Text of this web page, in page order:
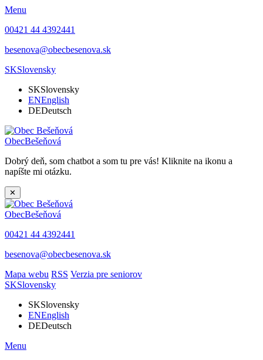
Menu
00421 44 4392441
besenova@obecbesenova.sk
SKSlovensky
SKSlovensky
ENEnglish
DEDeutsch
ObecBešeňová
Dobrý deň, som chatbot a som tu pre vás! Kliknite na ikonu a
napíšte mi otázku.
✕
ObecBešeňová
00421 44 4392441
besenova@obecbesenova.sk
Mapa webu RSS Verzia pre seniorov
SKSlovensky
SKSlovensky
ENEnglish
DEDeutsch
Menu